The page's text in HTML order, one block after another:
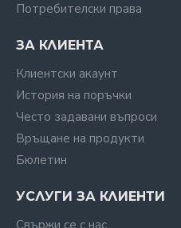
Потребителски права
ЗА КЛИЕНТА
Клиентски акаунт
История на поръчки
Често задавани въпроси
Връщане на продукти
Бюлетин
УСЛУГИ ЗА КЛИЕНТИ
Свържи се с нас